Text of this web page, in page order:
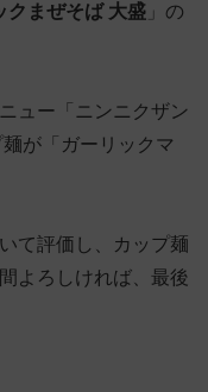
クまぜそば 大盛 」の
ュー「ニンニクザン
が「ガーリックマ
て評価し、カップ麺
よろしければ、最後